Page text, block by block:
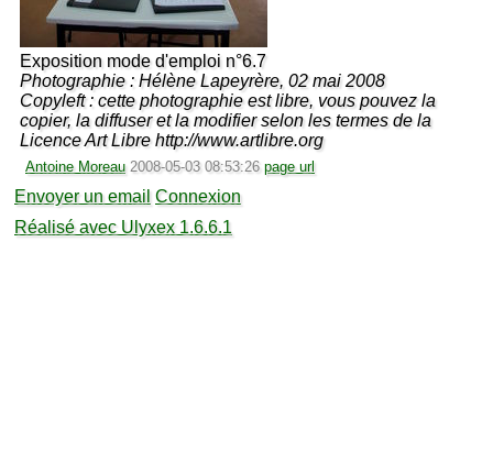
Exposition mode d'emploi n°6.7
Photographie : Hélène Lapeyrère, 02 mai 2008
Copyleft : cette photographie est libre, vous pouvez la
copier, la diffuser et la modifier selon les termes de la
Licence Art Libre http://www.artlibre.org
Antoine Moreau 2008-05-03 08:53:26 page url
Envoyer un email Connexion
Réalisé avec Ulyxex 1.6.6.1